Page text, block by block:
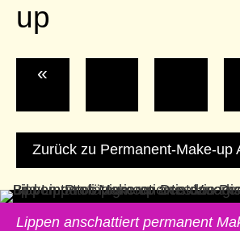
up
«
Zurück zu Permanent-Make-up
Lippen anschattiert permanent